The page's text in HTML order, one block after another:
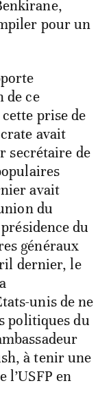
pour un
de ce
prise de
avait
secrétaire de
avait
du
du
généraux
dernier, le
unis de ne
politiques du
à tenir une
l’USFP en